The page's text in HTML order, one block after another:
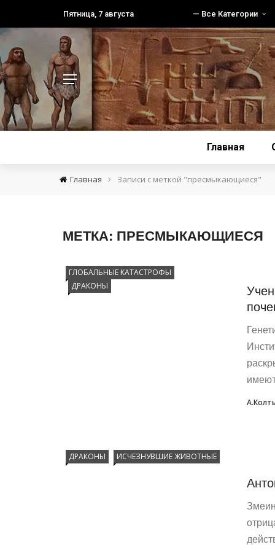
Пятница, 7 августа — Все Категории
Главная
Главная › Записи с меткой "пресмыкающиеся"
МЕТКА: ПРЕСМЫКАЮЩИЕСЯ
ГЛОБАЛЬНЫЕ КАТАСТРОФЫ
ДРАКОНЫ
ДРАКОНЫ ИСЧЕЗНУВШИЕ ЖИВОТНЫЕ